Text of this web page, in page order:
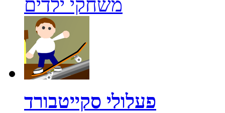
משחקי ילדים
פעלולי סקייטבורד